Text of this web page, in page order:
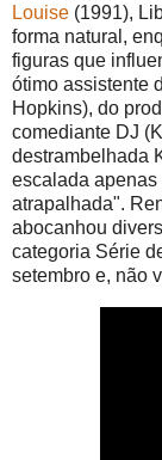
Louise (1991),
forma natural,
figuras que
ótimo assistente
Hopkins), do
comediante DJ
destrambelhada
escalada apenas
atrapalhada".
abocanhou
categoria Série
setembro e, não